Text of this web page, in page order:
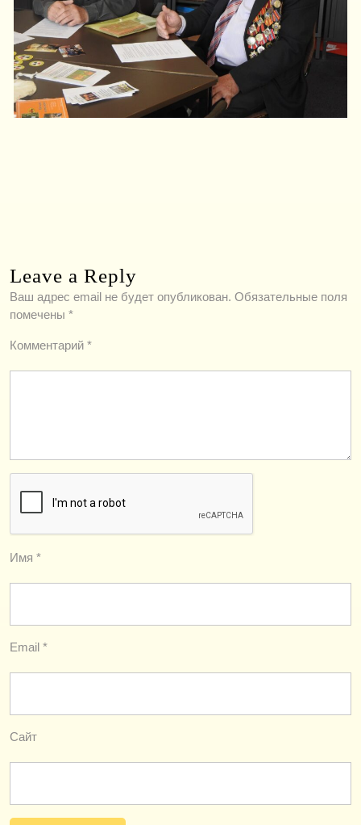
Leave a Reply
Ваш адрес email не будет опубликован. Обязательные поля
помечены *
Комментарий *
Имя *
Email *
Сайт